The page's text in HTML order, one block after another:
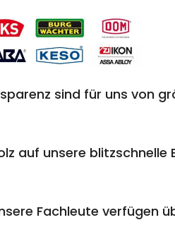
sind für uns von
auf unsere
Fachleute verfügen